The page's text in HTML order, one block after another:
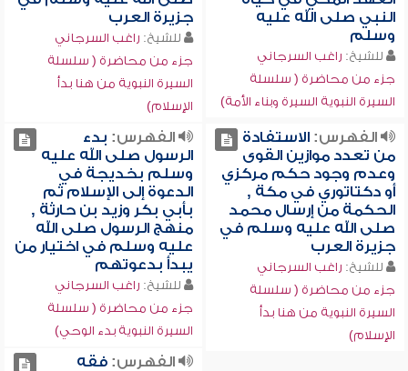
النبي صلى الله عليه
وسلم
للشيخ: راغب السرجاني
جزء من محاضرة ( سلسلة
السيرة النبوية السيرة وبناء الأمة)
جزيرة العرب
للشيخ: راغب السرجاني
جزء من محاضرة ( سلسلة
السيرة النبوية من هنا بدأ
الإسلام)
الفهرس:الاستفادة
من تعدد موازين القوى
وعدم وجود حكم مركزي
أو دكتاتوري في مكة ,
الحكمة من إرسال محمد
صلى الله عليه وسلم في
جزيرة العرب
للشيخ: راغب السرجاني
جزء من محاضرة ( سلسلة
السيرة النبوية من هنا بدأ
الإسلام)
الفهرس: بدء
الرسول صلى الله عليه
وسلم بخديجة في
الدعوة إلى الإسلام ثم
بأبي بكر وزيد بن حارثة ,
منهج الرسول صلى الله
عليه وسلم في اختيار من
يبدأ بدعوتهم
للشيخ: راغب السرجاني
جزء من محاضرة ( سلسلة
السيرة النبوية بدء الوحي)
الفهرس:فقه